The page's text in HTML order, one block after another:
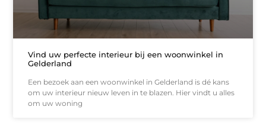
Vind uw perfecte interieur bij een woonwinkel in
Gelderland
Een bezoek aan een woonwinkel in Gelderland is dé kans
om uw interieur nieuw leven in te blazen. Hier vindt u alles
om uw woning